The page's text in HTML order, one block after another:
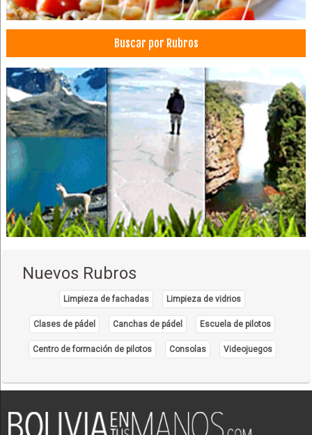
Restaurantes
Buscar por Rubros
Nuevos Rubros
Limpieza de fachadas Limpieza de vidrios
Clases de pádel Canchas de pádel Escuela de pilotos
Centro de formación de pilotos Consolas Videojuegos